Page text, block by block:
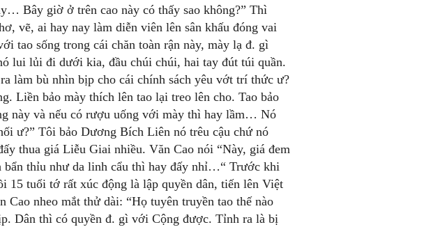
Bây giờ ở trên cao này có thấy sao không?” Thì
vẽ, ai hay nay làm diễn viên lên sân khấu đóng vai
tao sống trong cái chăn toàn rận này, mày lạ đ. gì
lui lủi đi dưới kia, đầu chúi chúi, hai tay đút túi quần.
làm bù nhìn bịp cho cái chính sách yêu vớt trí thức ư?
Liền bảo mày thích lên tao lại treo lên cho. Tao bảo
này và nếu có rượu uống với mày thì hay lầm… Nó
ư?” Tôi bảo Dương Bích Liên nó trêu cậu chứ nó
thua giá Liễu Giai nhiều. Văn Cao nói “Này, giá đem
bẩn thỉu như da linh cẩu thì hay đấy nhỉ…“ Trước khi
15 tuổi tớ rất xúc động là lập quyền dân, tiến lên Việt
nheo mắt thử dài: “Họ tuyên truyền tao thế nào
Dân thì có quyền đ. gì với Cộng được. Tỉnh ra là bị